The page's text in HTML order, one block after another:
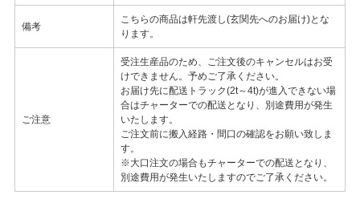
備考
こちらの商品は軒先渡し(玄関先へのお届け)とな
ります。
ご注意
受注生産品のため、ご注文後のキャンセルはお受
けできません。予めご了承ください。
お届け先に配送トラック(2t～4t)が進入できない場
合はチャーターでの配送となり、別途費用が発生
いたします。
ご注文前に搬入経路・間口の確認をお願い致しま
す。
※大口注文の場合もチャーターでの配送となり、
別途費用が発生いたしますのでご了承ください。